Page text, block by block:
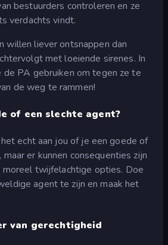
bestuurders controleren en ze
verdachts vindt.
willen liever ontsnappen dan
met loeiende sirenes. In
de PA gebruiken om tegen ze te
de weg te rammen!
of een slechte agent?
echt aan jou of je een goede of
er kunnen consequenties zijn
twijfelachtige opties. Doe
agent te zijn en maak het
van gerechtigheid